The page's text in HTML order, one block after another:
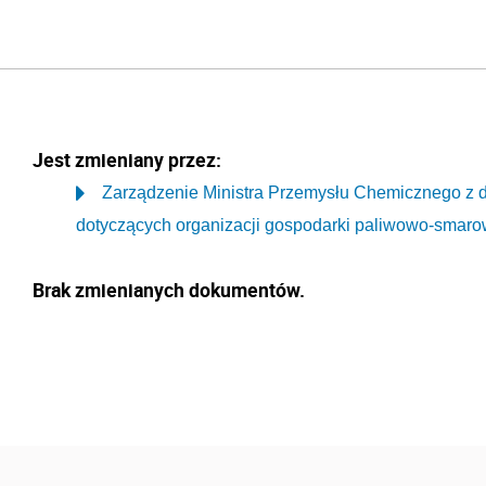
Jest zmieniany przez:
Zarządzenie Ministra Przemysłu Chemicznego
dotyczących organizacji gospodarki paliwowo-
Brak zmienianych dokumentów.